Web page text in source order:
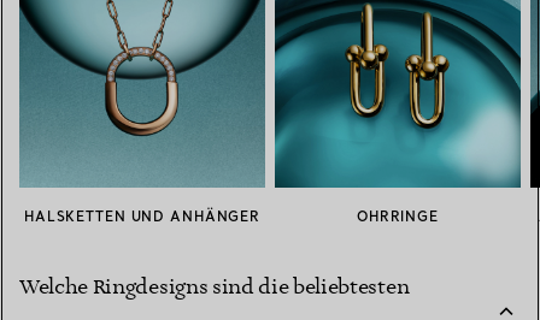
HALSKETTEN UND ANHÄNGER OHRRINGE
Welche Ringdesigns sind die beliebtesten